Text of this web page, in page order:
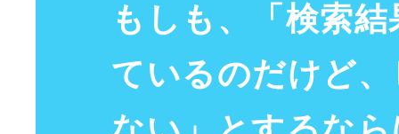
もしも、「 検索結
ているのだけど、